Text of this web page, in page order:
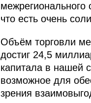
межрегионального
что есть очень
Объём торговли
достиг 24,5
капитала в нашей
возможное для
зрения